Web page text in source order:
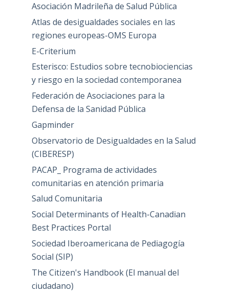
Asociación Madrileña de Salud Pública
Atlas de desigualdades sociales en las
regiones europeas-OMS Europa
E-Criterium
Esterisco: Estudios sobre tecnobiociencias
y riesgo en la sociedad contemporanea
Federación de Asociaciones para la
Defensa de la Sanidad Pública
Gapminder
Observatorio de Desigualdades en la Salud
(CIBERESP)
PACAP_ Programa de actividades
comunitarias en atención primaria
Salud Comunitaria
Social Determinants of Health-Canadian
Best Practices Portal
Sociedad Iberoamericana de Pediagogía
Social (SIP)
The Citizen's Handbook (El manual del
ciudadano)